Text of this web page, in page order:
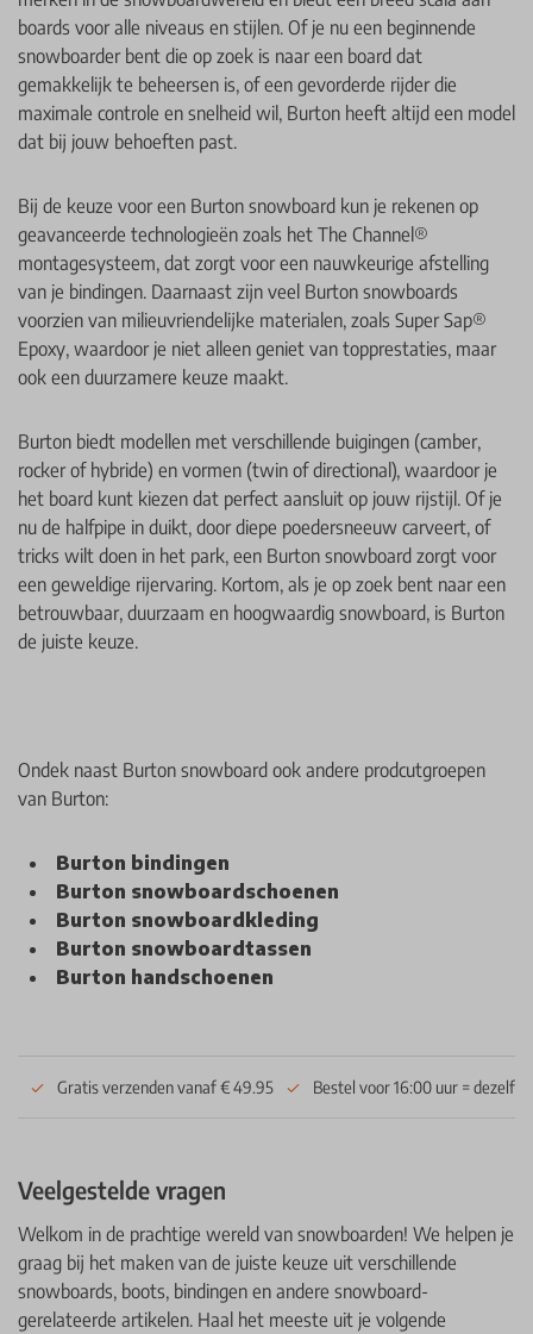
Gratis verzenden vanaf € 49.95 Bestel voor 16:00 uur =
Veelgestelde vragen
Welkom in de prachtige wereld van snowboarden! We helpen je
graag bij het maken van de juiste keuze uit verschillende
snowboards, boots, bindingen en andere snowboard-
gerelateerde artikelen. Haal het meeste uit je volgende
boards voor alle niveaus en stijlen. Of je nu een beginnende
snowboarder bent die op zoek is naar een board dat
gemakkelijk te beheersen is, of een gevorderde rijder die
maximale controle en snelheid wil, Burton heeft altijd een model
dat bij jouw behoeften past.
Bij de keuze voor een Burton snowboard kun je rekenen op
geavanceerde technologieën zoals het The Channel®
montagesysteem, dat zorgt voor een nauwkeurige afstelling
van je bindingen. Daarnaast zijn veel Burton snowboards
voorzien van milieuvriendelijke materialen, zoals Super Sap®
Epoxy, waardoor je niet alleen geniet van topprestaties, maar
ook een duurzamere keuze maakt.
Burton biedt modellen met verschillende buigingen (camber,
rocker of hybride) en vormen (twin of directional), waardoor je
het board kunt kiezen dat perfect aansluit op jouw rijstijl. Of je
nu de halfpipe in duikt, door diepe poedersneeuw carveert, of
tricks wilt doen in het park, een Burton snowboard zorgt voor
een geweldige rijervaring. Kortom, als je op zoek bent naar een
betrouwbaar, duurzaam en hoogwaardig snowboard, is Burton
de juiste keuze.
Ondek naast Burton snowboard ook andere prodcutgroepen
van Burton:
Burton bindingen
Burton snowboardschoenen
Burton snowboardkleding
Burton snowboardtassen
Burton handschoenen